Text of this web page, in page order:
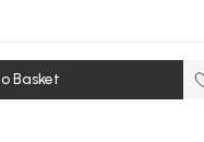
Basket